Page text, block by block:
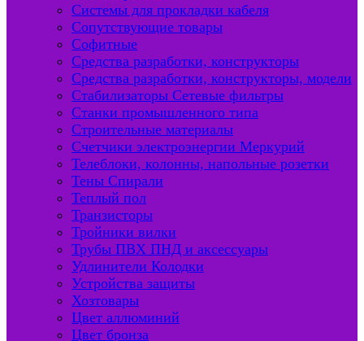
Системы для прокладки кабеля
Сопутствующие товары
Софитные
Средства разработки, конструкторы
Средства разработки, конструкторы, модели
Стабилизаторы Сетевые фильтры
Станки промышленного типа
Строительные материалы
Счетчики электроэнергии Меркурий
Телеблоки, колонны, напольные розетки
Тены Спирали
Теплый пол
Транзисторы
Тройники вилки
Трубы ПВХ ПНД и аксессуары
Удлинители Колодки
Устройства защиты
Хозтовары
Цвет аллюминий
Цвет бронза